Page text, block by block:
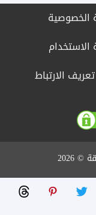
الخصوصية
الارتباط
2026